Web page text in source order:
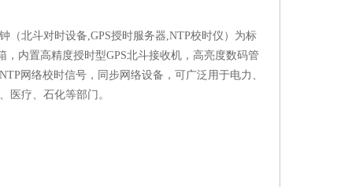
（北斗对时设备,GPS授时服务器,NTP校时仪）为标
，内置高精度授时型GPS北斗接收机，高亮度数码管
网络校时信号，同步网络设备，可广泛用于电力、
医疗、石化等部门。